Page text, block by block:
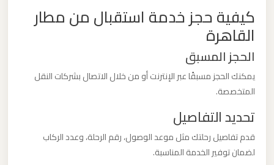
كيفية حجز خدمة استقبال من مطار
القاهرة
الحجز المسبق
يمكنك الحجز مسبقًا عبر الإنترنت أو من خلال الاتصال بشركات النقل
المتخصصة.
تحديد التفاصيل
قدم تفاصيل رحلتك مثل موعد الوصول، رقم الرحلة، وعدد الركاب
لضمان توفير الخدمة المناسبة.
ليموزين
القاهرة
ليموزين
القاهرة
للاسكندرية